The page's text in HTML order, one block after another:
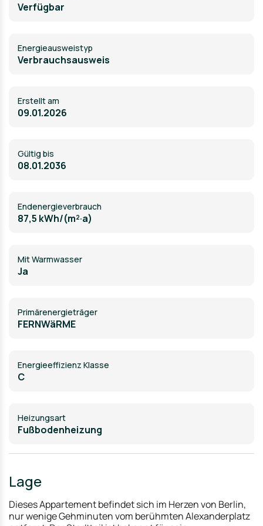
Verfügbar
Energie­ausweistyp
Verbrauchsausweis
Erstellt am
09.01.2026
Gültig bis
08.01.2036
Endenergieverbrauch
87,5 kWh/(m²·a)
Mit Warmwasser
Ja
Primärenergieträger
FERNWäRME
Energieeffizienz Klasse
C
Heizungsart
Fußbodenheizung
Lage
Dieses Appartement befindet sich im Herzen von Berlin,
nur wenige Gehminuten vom berühmten Alexanderplatz